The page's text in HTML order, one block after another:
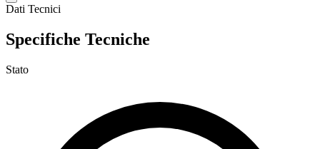
Dati Tecnici
Specifiche Tecniche
Stato